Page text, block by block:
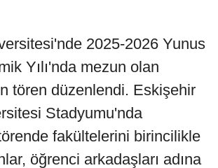
2025-2026 Yunus
Yılı'nda mezun olan
tören düzenlendi. Eskişehir
Stadyumu'nda
fakültelerini birincilikle
öğrenci arkadaşları adına